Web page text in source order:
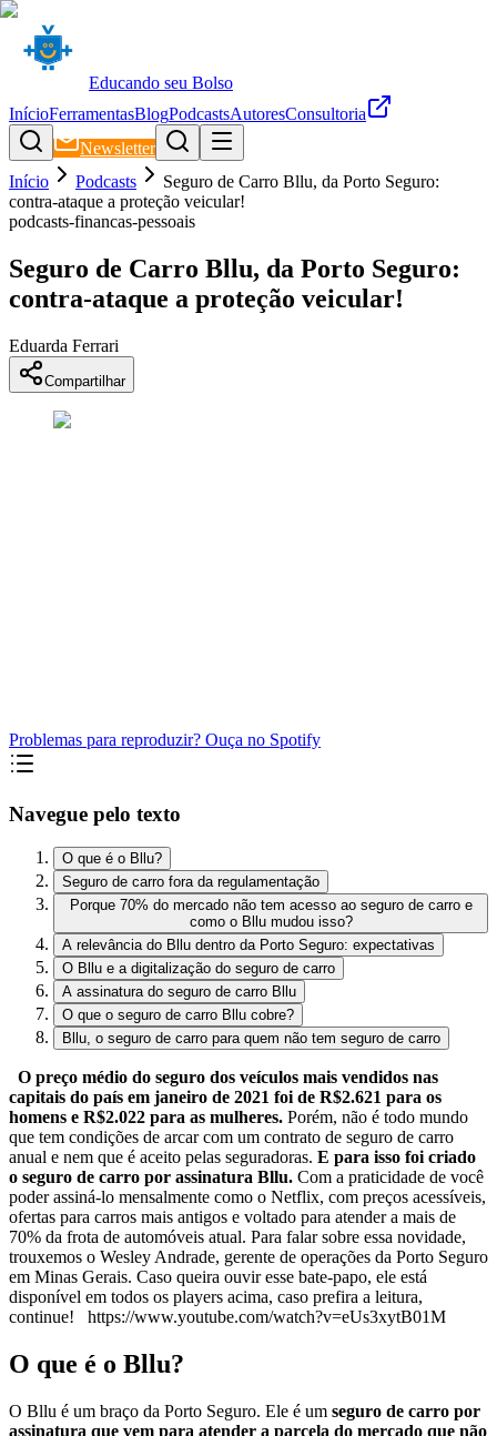
Educando seu Bolso
InícioFerramentasBlogPodcastsAutoresConsultoria
Newsletter
Início
Podcasts
Seguro de Carro Bllu, da Porto Seguro:
contra-ataque a proteção veicular!
podcasts-financas-pessoais
Seguro de Carro Bllu, da Porto Seguro:
contra-ataque a proteção veicular!
Eduarda Ferrari
Compartilhar
Problemas para reproduzir? Ouça no Spotify
Navegue pelo texto
O que é o Bllu?
Seguro de carro fora da regulamentação
Porque 70% do mercado não tem acesso ao seguro de carro e
como o Bllu mudou isso?
A relevância do Bllu dentro da Porto Seguro: expectativas
O Bllu e a digitalização do seguro de carro
A assinatura do seguro de carro Bllu
O que o seguro de carro Bllu cobre?
Bllu, o seguro de carro para quem não tem seguro de carro
O preço médio do seguro dos veículos mais vendidos nas
capitais do país em janeiro de 2021 foi de R$2.621 para os
homens e R$2.022 para as mulheres. Porém, não é todo mundo
que tem condições de arcar com um contrato de seguro de carro
anual e nem que é aceito pelas seguradoras. E para isso foi criado
o seguro de carro por assinatura Bllu. Com a praticidade de você
poder assiná-lo mensalmente como o Netflix, com preços acessíveis,
ofertas para carros mais antigos e voltado para atender a mais de
70% da frota de automóveis atual. Para falar sobre essa novidade,
trouxemos o Wesley Andrade, gerente de operações da Porto Seguro
em Minas Gerais. Caso queira ouvir esse bate-papo, ele está
disponível em todos os players acima, caso prefira a leitura,
continue! https://www.youtube.com/watch?v=eUs3xytB01M
O que é o Bllu?
O Bllu é um braço da Porto Seguro. Ele é um seguro de carro por
assinatura que vem para atender a parcela do mercado que não